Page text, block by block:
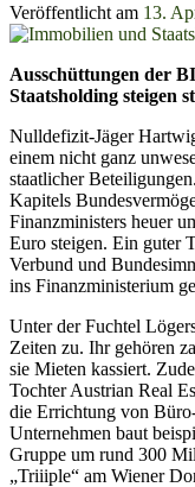
Veröffentlicht am 13.
Ausschüttungen der
Staatsholding steigen
Nulldefizit-Jäger
einem nicht ganz
staatlicher
Kapitels
Finanzministers heuer
Euro steigen. Ein guter
Verbund und
ins Finanzministerium
Unter der Fuchtel
Zeiten zu. Ihr gehören
sie Mieten kassiert.
Tochter Austrian Real
die Errichtung von
Unternehmen baut
Gruppe um rund 300
„Triiiple“ am Wiener